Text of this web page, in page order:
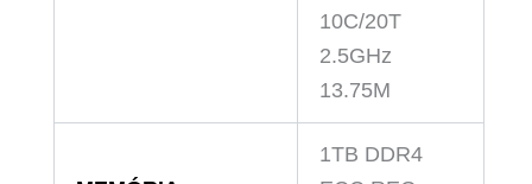
10C/20T
2.5GHz
13.75M
1TB DDR4